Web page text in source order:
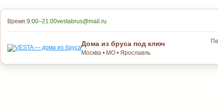
Время:9:00–21:00vestabrus@mail.ru
Дома из бруса под ключ
Москва • МО • Ярославль